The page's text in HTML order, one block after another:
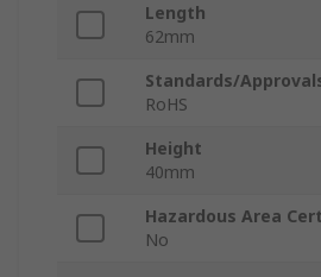
Length
62mm
Standards/
RoHS
Height
40mm
Hazardous Area
No